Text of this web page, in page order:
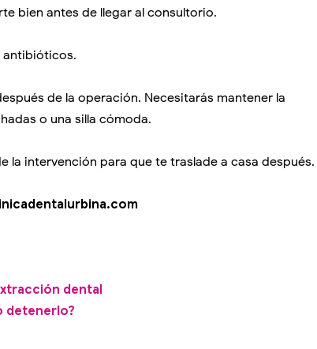
bien antes de llegar al consultorio.
antibióticos.
de la operación. Necesitarás mantener la
o una silla cómoda.
la intervención para que te traslade a casa después.
dental
detenerlo?